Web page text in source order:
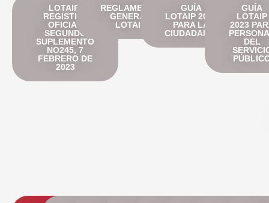
LOTAIP:
REGISTRO
OFICIAL
SEGUNDO
SUPLEMENTO
NO245, 7
FEBRERO DE
2023
REGLAMENTO
GENERAL
LOTAIP
GUÍA
LOTAIP 2023
PARA LA
CIUDADANÍA
GUÍA
LOTAIP
2023
DEL